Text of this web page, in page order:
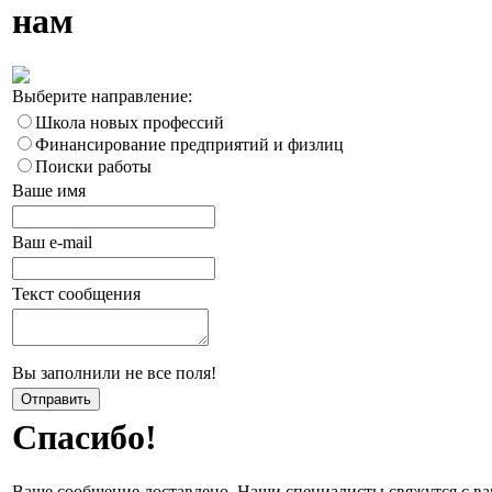
нам
Выберите направление:
Школа новых профессий
Финансирование предприятий и физлиц
Поиски работы
Ваше имя
Ваш e-mail
Текст сообщения
Вы заполнили не все поля!
Спасибо!